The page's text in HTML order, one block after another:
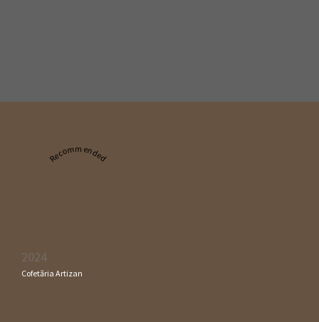
Recommended
2024
Cofetăria Artizan